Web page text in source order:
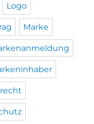
Logo
Marke